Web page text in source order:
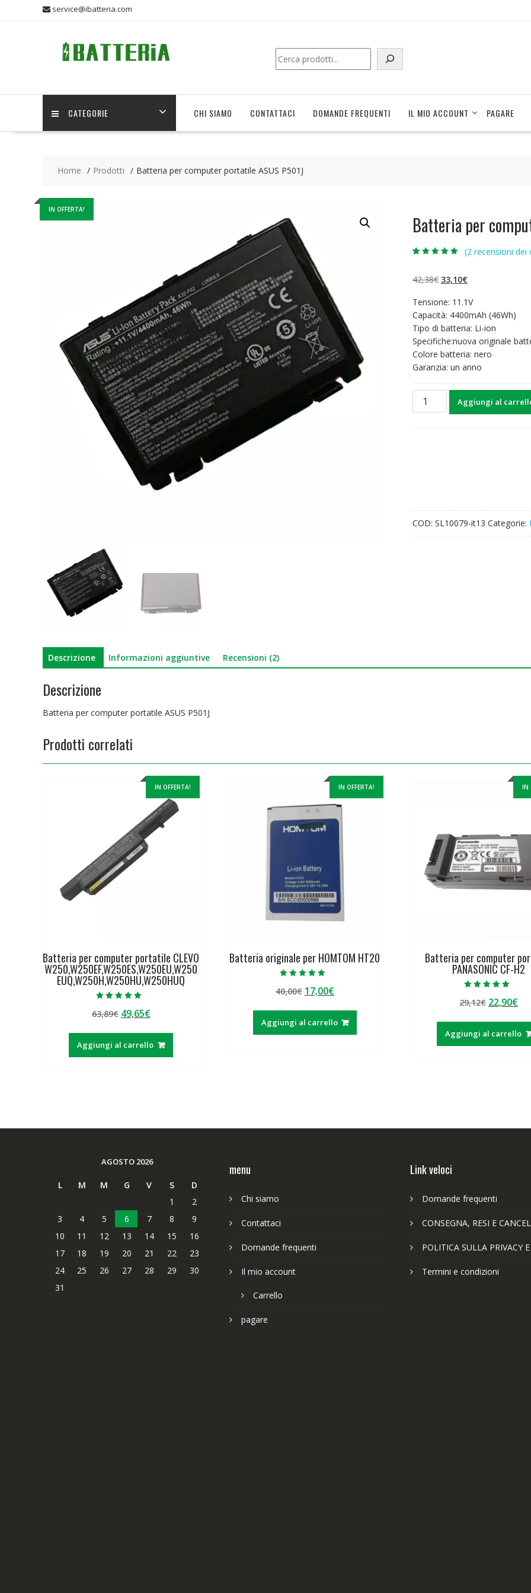
service@ibatteria.com
Cerca
CATEGORIE CHI SIAMO CONTATTACI DOMANDE FREQUENTI IL MIO ACCOUNT PAGARE
Home Prodotti Batteria per computer portatile ASUS P501J
IN OFFERTA!
Batteria per
base di
recensioni
(2 recensioni dei
42,38€ Il
originale
era:
42,38€.
33,10€Il
attuale
è:
33,10€.
Tensione: 11.1V
Capacità: 4400mAh (46Wh)
Tipo di batteria: Li-ion
Specifiche:nuova originale
Colore batteria: nero
Garanzia: un anno
Batteria
Aggiungi al
COD: SL10079-it13 Categorie:
Descrizione Informazioni aggiuntive Recensioni (2)
Descrizione
Batteria per computer portatile ASUS P501J
Prodotti correlati
IN OFFERTA!
Batteria per computer portatile CLEVO
W250,W250EF,W250ES,W250EU,W250
EUQ,W250H,W250HU,W250HUQ
4.50
su 5
63,89€ Il
originale
era:
49,65€Il
attuale
è:
Aggiungi al carrello
IN OFFERTA!
Batteria originale per HOMTOM HT20
5.00
su 5
40,00€ Il
originale
era:
17,00€Il
attuale
è:
Aggiungi al carrello
IN
Batteria per computer
PANASONIC CF-H2
5.00
su 5
29,12€ Il
originale
era:
22,90€Il
è:
Aggiungi al carrello
AGOSTO 2026
L M M G V S
D
1
2
3
4 5 6 7 8
9
10
11 12 13 14 15
16
17
18 19 20 21 22
23
24
25 26 27 28 29
30
31
menu
Chi siamo
Contattaci
Domande frequenti
Il mio account
Carrello
pagare
Link veloci
Domande frequenti
CONSEGNA, RESI E
POLITICA SULLA PRIVACY
Termini e condizioni